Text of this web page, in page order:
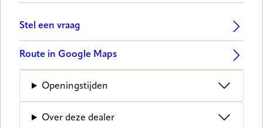
Stel een vraag
Route in Google Maps
Openingstijden
Over deze dealer